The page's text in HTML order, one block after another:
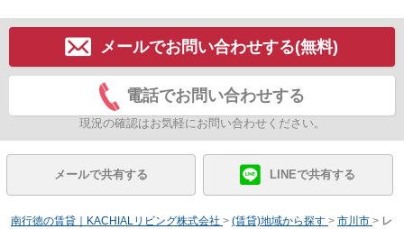
メールでお問い合わせする(無料)
電話でお問い合わせする
現況の確認はお気軽にお問い合わせください。
メールで共有する LINEで共有する
南行徳の賃貸｜KACHIALリビング株式会社 > (賃貸)地域から探す > 市川市 > レ